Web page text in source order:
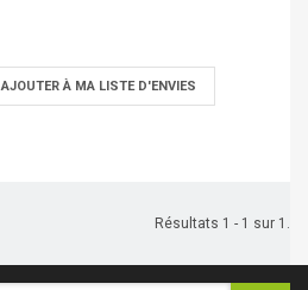
AJOUTER À MA LISTE D'ENVIES
Résultats 1 - 1 sur 1.